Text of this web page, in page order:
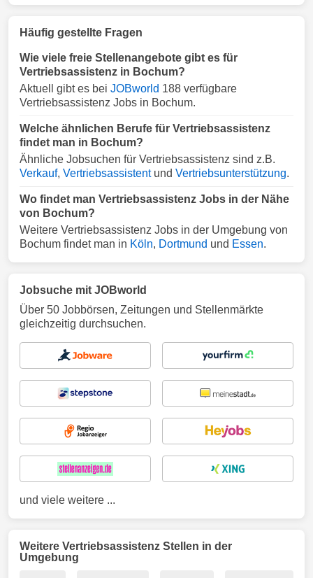
Häufig gestellte Fragen
Wie viele freie Stellenangebote gibt es für
Vertriebsassistenz in Bochum?
Aktuell gibt es bei JOBworld 188 verfügbare
Vertriebsassistenz Jobs in Bochum.
Welche ähnlichen Berufe für Vertriebsassistenz
findet man in Bochum?
Ähnliche Jobsuchen für Vertriebsassistenz sind z.B.
Verkauf, Vertriebsassistentund Vertriebsunterstützung.
Wo findet man Vertriebsassistenz Jobs in der Nähe
von Bochum?
Weitere Vertriebsassistenz Jobs in der Umgebung von
Bochum findet man in Köln, Dortmund und Essen.
Jobsuche mit JOBworld
Über 50 Jobbörsen, Zeitungen und Stellenmärkte
gleichzeitig durchsuchen.
und viele weitere ...
Weitere Vertriebsassistenz Stellen in der
Umgebung